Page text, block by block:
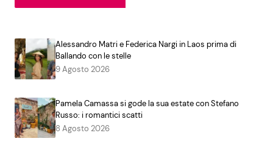
Alessandro Matri e Federica Nargi in Laos prima di
Ballando con le stelle
9 Agosto 2026
Pamela Camassa si gode la sua estate con Stefano
Russo: i romantici scatti
8 Agosto 2026